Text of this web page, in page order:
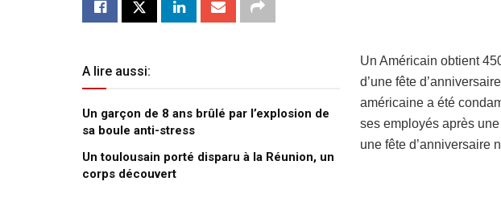
A lire aussi:
Un garçon de 8 ans brûlé par l’explosion de
sa boule anti-stress
Un toulousain porté disparu à la Réunion, un
corps découvert
Un Américain obtient
d’une fête
américaine a été
ses employés après
une fête d’anniversaire